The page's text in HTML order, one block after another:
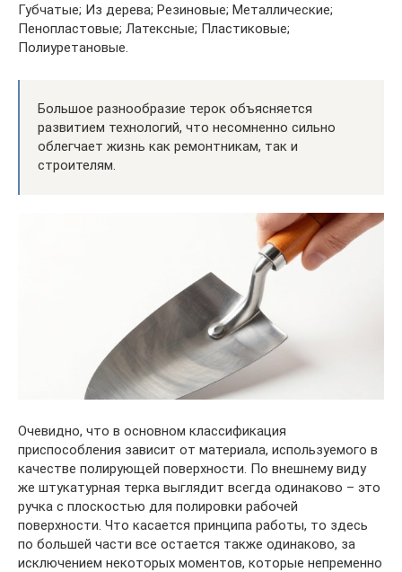
Губчатые; Из дерева; Резиновые; Металлические;
Пенопластовые; Латексные; Пластиковые;
Полиуретановые.
Большое разнообразие терок объясняется
развитием технологий, что несомненно сильно
облегчает жизнь как ремонтникам, так и
строителям.
Очевидно, что в основном классификация
приспособления зависит от материала, используемого в
качестве полирующей поверхности. По внешнему виду
же штукатурная терка выглядит всегда одинаково – это
ручка с плоскостью для полировки рабочей
поверхности. Что касается принципа работы, то здесь
по большей части все остается также одинаково, за
исключением некоторых моментов, которые непременно